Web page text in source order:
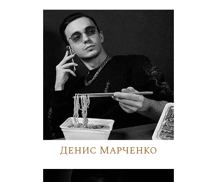
Денис Марченко